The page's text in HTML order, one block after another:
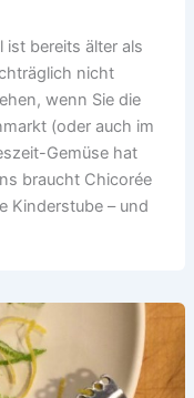
ist bereits älter als
nicht
wenn Sie die
(oder auch im
Gemüse hat
braucht Chicorée
Kinderstube – und